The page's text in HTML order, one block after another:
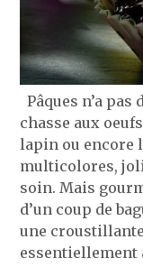
Pâques n’a
chasse aux
lapin ou encore
multicolores,
soin. Mais
d’un coup de
une
essentiellement